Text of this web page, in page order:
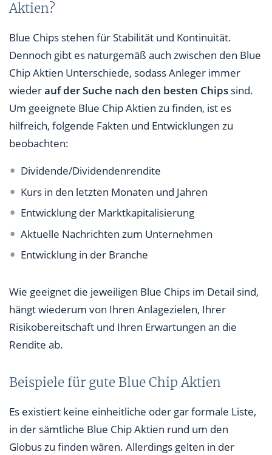
Aktien?
Blue Chips stehen für Stabilität und Kontinuität.
Dennoch gibt es naturgemäß auch zwischen den Blue
Chip Aktien Unterschiede, sodass Anleger immer
wiederauf der Suche nach den besten Chips sind.
Um geeignete Blue Chip Aktien zu finden, ist es
hilfreich, folgende Fakten und Entwicklungen zu
beobachten:
Dividende/Dividendenrendite
Kurs in den letzten Monaten und Jahren
Entwicklung der Marktkapitalisierung
Aktuelle Nachrichten zum Unternehmen
Entwicklung in der Branche
Wie geeignet die jeweiligen Blue Chips im Detail sind,
hängt wiederum von Ihren Anlagezielen, Ihrer
Risikobereitschaft und Ihren Erwartungen an die
Rendite ab.
Beispiele für gute Blue Chip Aktien
Es existiert keine einheitliche oder gar formale Liste,
in der sämtliche Blue Chip Aktien rund um den
Globus zu finden wären. Allerdings gelten in der